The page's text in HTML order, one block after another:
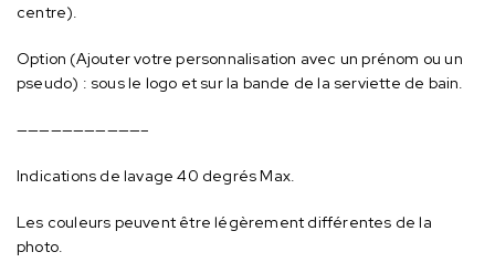
centre).
Option (Ajouter votre personnalisation avec un prénom ou un
pseudo) : sous le logo et sur la bande de la serviette de bain.
———————————–
Indications de lavage 40 degrés Max.
Les couleurs peuvent être légèrement différentes de la
photo.